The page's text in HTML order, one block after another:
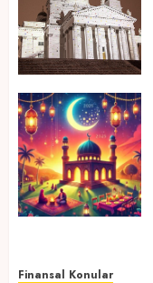
4
5
Finansal Konular